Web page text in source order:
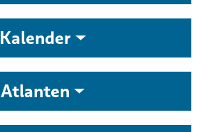
Kalender
Atlanten